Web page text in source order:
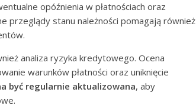
opóźnienia w płatnościach oraz
przeglądy stanu należności pomagają również
analiza ryzyka kredytowego. Ocena
warunków płatności oraz uniknięcie
być regularnie aktualizowana, aby